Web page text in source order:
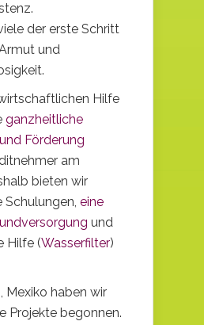
der erste Schritt
und
Hilfe
ganzheitliche
Förderung
am
bieten wir
Schulungen, eine
und
Hilfe (Wasserfilter)
Mexiko haben wir
Projekte begonnen.